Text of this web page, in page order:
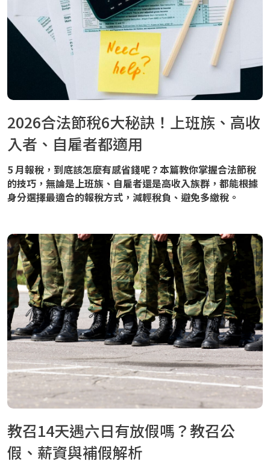
2026合法節稅6大秘訣！上班族、高收
入者、自雇者都適用
5 月報稅，到底該怎麼有感省錢呢？本篇教你掌握合法節稅
的技巧，無論是上班族、自雇者還是高收入族群，都能根據
身分選擇最適合的報稅方式，減輕稅負、避免多繳稅。
教召14天遇六日有放假嗎？教召公
假、薪資與補假解析